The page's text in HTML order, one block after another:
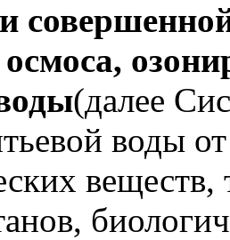
осмоса,
(далее
воды